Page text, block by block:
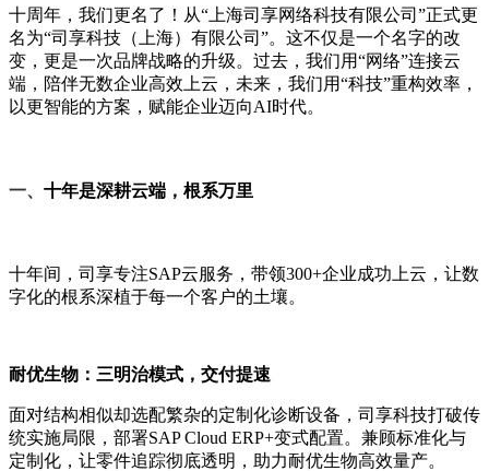
十周年，我们更名了！从“上海司享网络科技有限公司”正式更
名为“司享科技（上海）有限公司”。这不仅是一个名字的改
变，更是一次品牌战略的升级。过去，我们用“网络”连接云
端，陪伴无数企业高效上云，未来，我们用“科技”重构效率，
以更智能的方案，赋能企业迈向AI时代。
一、 十年是深耕云端，根系万里
十年间，司享专注SAP云服务，带领300+企业成功上云，让数
字化的根系深植于每一个客户的土壤。
耐优生物： 三明治模式，交付提速
面对结构相似却选配繁杂的定制化诊断设备，司享科技打破传
统实施局限，部署SAP Cloud ERP+变式配置。兼顾标准化与
定制化，让零件追踪彻底透明，助力耐优生物高效量产。